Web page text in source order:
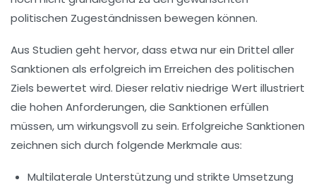
politischen Zugeständnissen bewegen können.
Aus Studien geht hervor, dass etwa nurein Drittel aller
Sanktionen als erfolgreich im Erreichen des politischen
Ziels bewertet wird. Dieser relativ niedrige Wert illustriert
die hohen Anforderungen, die Sanktionen erfüllen
müssen, um wirkungsvoll zu sein. Erfolgreiche Sanktionen
zeichnen sich durch folgende Merkmale aus:
Multilaterale Unterstützung und strikte Umsetzung